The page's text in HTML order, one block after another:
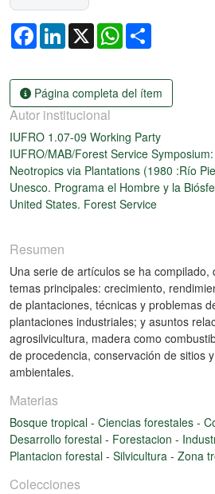
FacebookLinkedIn
X WhatsApp
Página completa del ítem
Autor institucional
IUFRO 1.07-09 Working Party
IUFRO/MAB/Forest Service
Neotropics via Plantations (1980 :Río
Unesco. Programa el Hombre y la
United States. Forest Service
Resumen
Una serie de artículos se ha
temas principales: crecimiento,
de plantaciones, técnicas y problemas
plantaciones industriales; y asuntos
agrosilvicultura, madera como
de procedencia, conservación de sitios
ambientales.
Materias
Bosque tropical - Ciencias forestales -
Desarrollo forestal - Forestacion -
Plantacion forestal - Silvicultura - Zona
Colecciones